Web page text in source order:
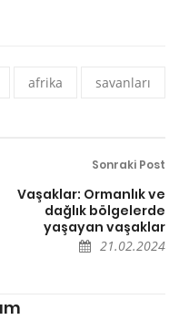
afrika savanları
Sonraki Post
Vaşaklar: Ormanlık ve
dağlık bölgelerde
yaşayan vaşaklar
21.02.2024